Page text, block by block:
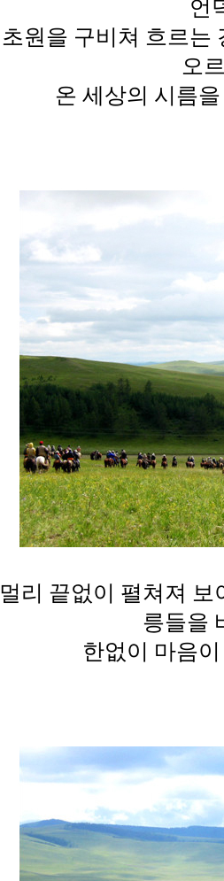
언
초원을 구비쳐 흐르는
오
온 세상의 시름
멀리 끝없이 펼쳐져
릉들을
한없이 마음